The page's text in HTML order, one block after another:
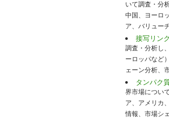
いて調査・分
中国、ヨーロ
ア、バリュー
接写リン
調査・分析し
ーロッパなど
ェーン分析、
タンパク
界市場につい
ア、アメリカ
情報、市場シ